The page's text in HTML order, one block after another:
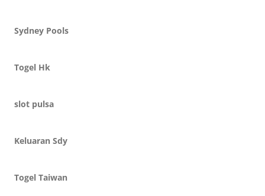
Sydney Pools
Togel Hk
slot pulsa
Keluaran Sdy
Togel Taiwan